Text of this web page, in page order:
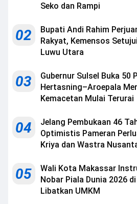
Seko dan Rampi
02
Bupati Andi Rahim
Rakyat, Kemensos
Luwu Utara
03
Gubernur Sulsel Buka 50
Hertasning–Aroepala
Kemacetan Mulai Terurai
04
Jelang Pembukaan 46
Optimistis Pameran
Kriya dan Wastra
05
Wali Kota Makassar
Nobar Piala Dunia 2026
Libatkan UMKM